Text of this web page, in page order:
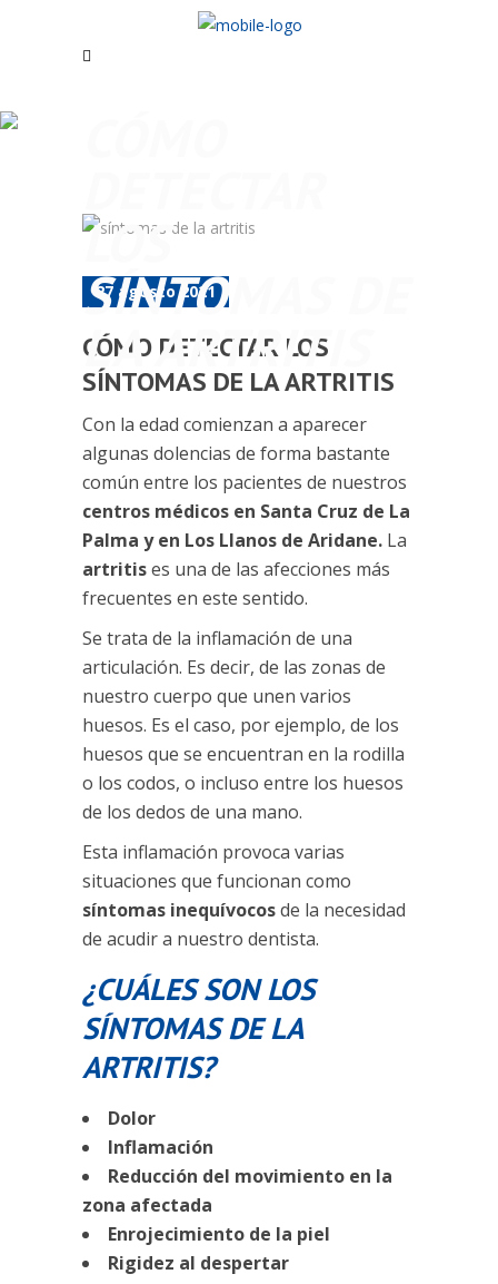
LOS
SÍNTOMAS DE
LA ARTRITIS
27 agosto 2021
CÓMO DETECTAR LOS
SÍNTOMAS DE LA ARTRITIS
Con la edad comienzan a aparecer
algunas dolencias de forma bastante
común entre los pacientes de nuestros
centros médicos en Santa Cruz de La
Palma y en Los Llanos de Aridane. La
artritises una de las afecciones más
frecuentes en este sentido.
Se trata de la inflamación de una
articulación. Es decir, de las zonas de
nuestro cuerpo que unen varios
huesos. Es el caso, por ejemplo, de los
huesos que se encuentran en la rodilla
o los codos, o incluso entre los huesos
de los dedos de una mano.
Esta inflamación provoca varias
situaciones que funcionan como
síntomas inequívocosde la necesidad
de acudir a nuestro dentista.
¿CUÁLES SON LOS
SÍNTOMAS DE LA
ARTRITIS?
Dolor
Inflamación
Reducción del movimiento en la
zona afectada
Enrojecimiento de la piel
Rigidez al despertar